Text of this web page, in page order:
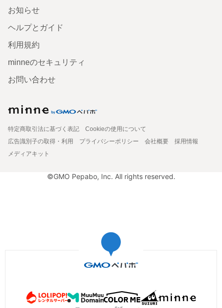
お知らせ
ヘルプとガイド
利用規約
minneのセキュリティ
お問い合わせ
特定商取引法に基づく表記
Cookieの使用について
広告識別子の取得・利用
プライバシーポリシー 会社概要
採用情報
メディアキット
©GMO Pepabo, Inc. All rights reserved.